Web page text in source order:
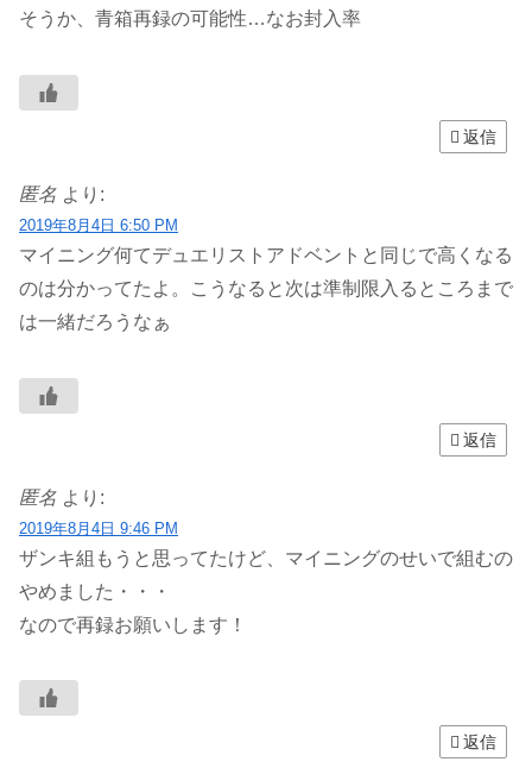
そうか、青箱再録の可能性…なお封入率
返信
匿名 より:
2019年8月4日 6:50 PM
マイニング何てデュエリストアドベントと同じで高くなる
のは分かってたよ。こうなると次は準制限入るところまで
は一緒だろうなぁ
返信
匿名 より:
2019年8月4日 9:46 PM
ザンキ組もうと思ってたけど、マイニングのせいで組むの
やめました・・・
なので再録お願いします！
返信